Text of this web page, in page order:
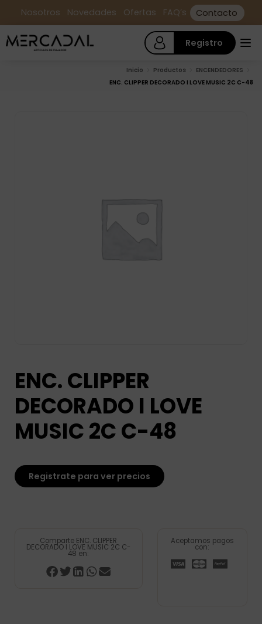
Nosotros Novedades Ofertas FAQ’s Contacto
Registro
Inicio Productos
ENCENDEDORES
ENC. CLIPPER DECORADO I LOVE MUSIC 2C C-48
ENC. CLIPPER
DECORADO I LOVE
MUSIC 2C C-48
Registrate para ver precios
Comparte ENC. CLIPPER
DECORADO I LOVE MUSIC 2C C-
48 en:
Aceptamos pagos
con: